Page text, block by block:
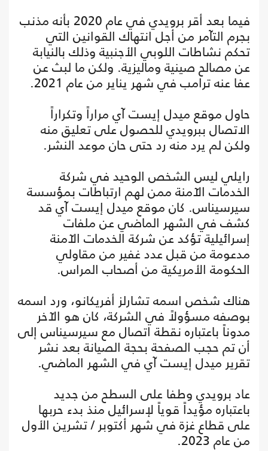
فيما بعد أقر برويدي في عام 2020 بأنه مذنب
بجرم التآمر من أجل انتهاك القوانين التي
تحكم نشاطات اللوبي الأجنبية وذلك بالنيابة
عن مصالح صينية وماليزية. ولكن ما لبث عن
عفا عنه ترامب في شهر يناير من عام 2021.
حاول موقع ميدل إيست آي مراراً وتكراراً
الاتصال ببرويدي للحصول على تعليق منه
ولكن لم يرد منه رد حتى حان موعد النشر.
رايلي ليس الشخص الوحيد في شركة
الخدمات الآمنة ممن لهم ارتباطات بمؤسسة
سيرسيناس. كان موقع ميدل إيست آي قد
كشف في الشهر الماضي عن ملفات
إسرائيلية تؤكد عن شركة الخدمات الآمنة
مدعومة من قبل عدد غفير من مقاولي
الحكومة الأمريكية من أصحاب المراس.
هناك شخص اسمه تشارلز أفريكانو، ورد اسمه
بوصفه مسؤولاً في الشركة، كان هو الآخر
مدوناً باعتباره نقطة اتصال مع سيرسيناس إلى
أن تم حجب الصفحة بحجة الصيانة بعد نشر
تقرير ميدل إيست آي في الشهر الماضي.
عاد برويدي وطفا على السطح من جديد
باعتباره مؤيداً قوياً لإسرائيل منذ بدء حربها
على قطاع غزة في شهر أكتوبر / تشرين الأول
من عام 2023.